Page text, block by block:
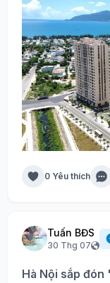
0 Yêu thích
Tuấn BĐS
30 Thg 07
Hà Nội sắp